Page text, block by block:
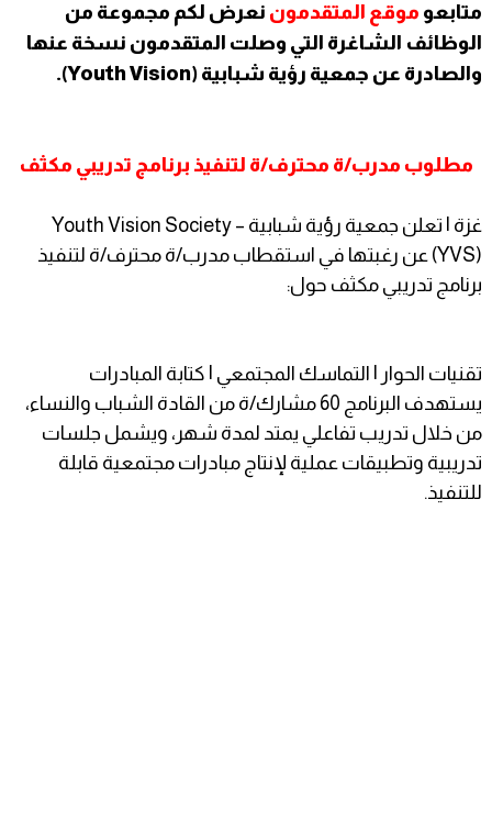
متابعو موقع المتقدمون نعرض لكم مجموعة من
الوظائف الشاغرة التي وصلت المتقدمون نسخة عنها
والصادرة عن جمعية رؤية شبابية (Youth Vision).
مطلوب مدرب/ة محترف/ة لتنفيذ برنامج تدريبي مكثف
غزة | تعلن جمعية رؤية شبابية – Youth Vision Society
(YVS) عن رغبتها في استقطاب مدرب/ة محترف/ة لتنفيذ
برنامج تدريبي مكثف حول:
تقنيات الحوار | التماسك المجتمعي | كتابة المبادرات
يستهدف البرنامج 60 مشارك/ة من القادة الشباب والنساء،
من خلال تدريب تفاعلي يمتد لمدة شهر، ويشمل جلسات
تدريبية وتطبيقات عملية لإنتاج مبادرات مجتمعية قابلة
للتنفيذ.